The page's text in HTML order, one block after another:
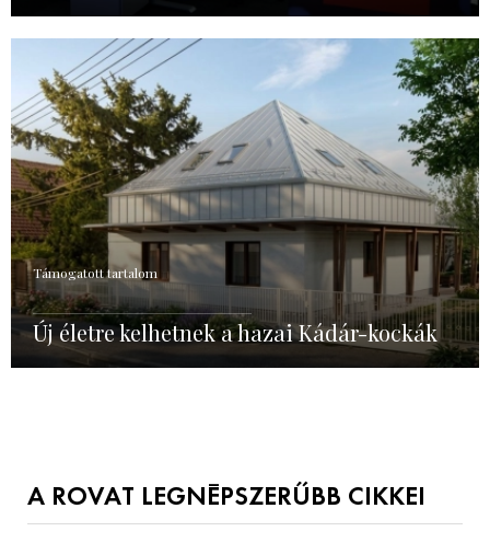
Támogatott tartalom
Új életre kelhetnek a hazai Kádár-kockák
A ROVAT LEGNÉPSZERŰBB CIKKEI